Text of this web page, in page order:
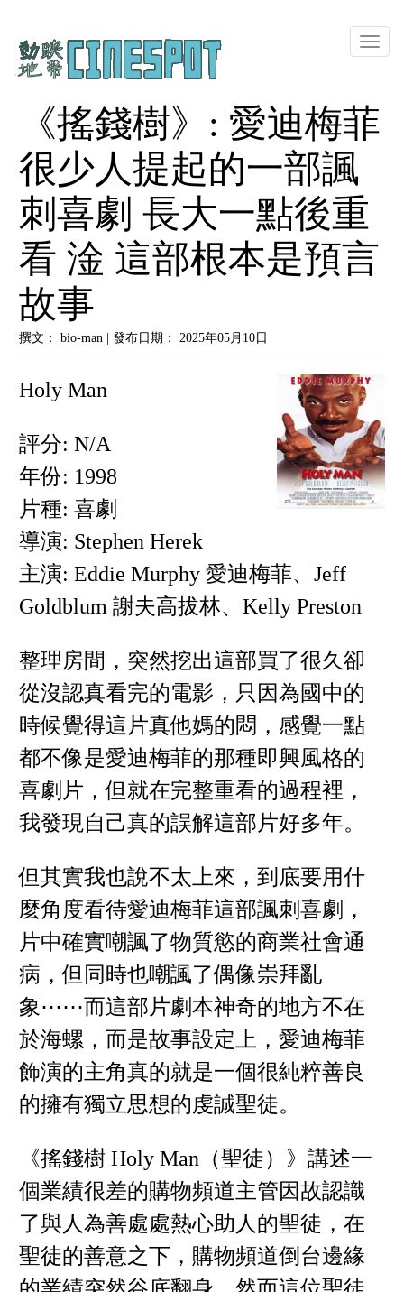
Toggle
《搖錢樹》: 愛迪梅菲
很少人提起的一部諷
刺喜劇 長大一點後重
看 淦 這部根本是預言
故事
撰文： bio-man | 發布日期： 2025年05月10日
Holy Man
評分: N/A
年份: 1998
片種: 喜劇
導演: Stephen Herek
主演: Eddie Murphy 愛迪梅菲、Jeff
Goldblum 謝夫高拔林、Kelly Preston
整理房間，突然挖出這部買了很久卻
從沒認真看完的電影，只因為國中的
時候覺得這片真他媽的悶，感覺一點
都不像是愛迪梅菲的那種即興風格的
喜劇片，但就在完整重看的過程裡，
我發現自己真的誤解這部片好多年。
但其實我也說不太上來，到底要用什
麼角度看待愛迪梅菲這部諷刺喜劇，
片中確實嘲諷了物質慾的商業社會通
病，但同時也嘲諷了偶像崇拜亂
象⋯⋯而這部片劇本神奇的地方不在
於海螺，而是故事設定上，愛迪梅菲
飾演的主角真的就是一個很純粹善良
的擁有獨立思想的虔誠聖徒。
《搖錢樹 Holy Man（聖徒）》講述一
個業績很差的購物頻道主管因故認識
了與人為善處處熱心助人的聖徒，在
聖徒的善意之下，購物頻道倒台邊緣